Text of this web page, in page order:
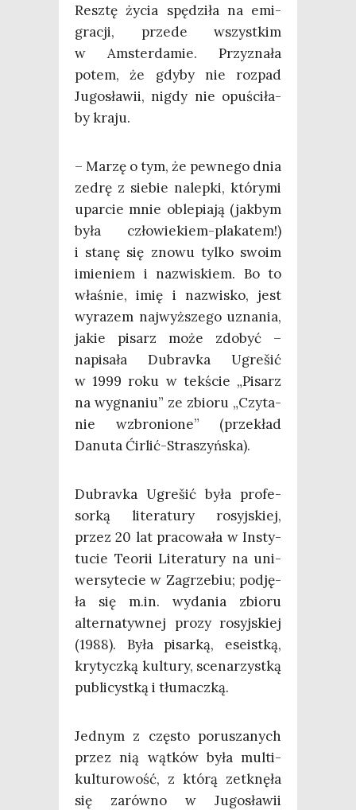
Resz­tę życia spę­dzi­ła na emi­
gra­cji, przede wszyst­kim
w Amster­da­mie. Przy­zna­ła
potem, że gdy­by nie roz­pad
Jugo­sła­wii, nigdy nie opu­ści­ła­
by kraju.
– Marzę o tym, że pew­ne­go dnia
zedrę z sie­bie nalep­ki, któ­ry­mi
upar­cie mnie oble­pia­ją (jak­bym
była czło­wie­kiem-pla­ka­tem!)
i sta­nę się zno­wu tyl­ko swo­im
imie­niem i nazwi­skiem. Bo to
wła­śnie, imię i nazwi­sko, jest
wyra­zem naj­wyż­sze­go uzna­nia,
jakie pisarz może zdo­być –
napi­sa­ła Dubra­vka Ugre­šić
w 1999 roku w tek­ście „Pisarz
na wygna­niu” ze zbio­ru „Czy­ta­
nie wzbro­nio­ne” (prze­kład
Danu­ta Ćirlić-Straszyńska).
Dubra­vka Ugre­šić była pro­fe­
sor­ką lite­ra­tu­ry rosyj­skiej,
przez 20 lat pra­co­wa­ła w Insty­
tu­cie Teo­rii Lite­ra­tu­ry na uni­
wer­sy­te­cie w Zagrze­biu; pod­ję­
ła się m.in. wyda­nia zbio­ru
alter­na­tyw­nej pro­zy rosyj­skiej
(1988). Była pisar­ką, ese­ist­ką,
kry­tycz­ką kul­tu­ry, sce­na­rzyst­ką
publi­cyst­ką i tłumaczką.
Jed­nym z czę­sto poru­sza­nych
przez nią wąt­ków była mul­ti­
kul­tu­ro­wość, z któ­rą zetknę­ła
się zarów­no w Jugo­sła­wii